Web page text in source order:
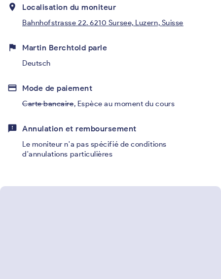
place Localisation du moniteur
Bahnhofstrasse 22. 6210 Sursee, Luzern, Suisse
flag Martin Berchtold parle
Deutsch
credit_card Mode de paiement
Carte bancaire, Espèce au moment du cours
feedback Annulation et remboursement
Le moniteur n'a pas spécifié de conditions
d'annulations particulières